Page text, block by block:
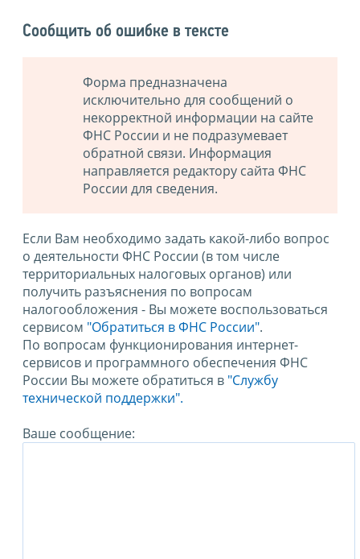
Сообщить об ошибке в тексте
Форма предназначена
исключительно для сообщений о
некорректной информации на сайте
ФНС России и не подразумевает
обратной связи. Информация
направляется редактору сайта ФНС
России для сведения.
Если Вам необходимо задать какой-либо вопрос
о деятельности ФНС России (в том числе
территориальных налоговых органов) или
получить разъяснения по вопросам
налогообложения - Вы можете воспользоваться
сервисом "Обратиться в ФНС России".
По вопросам функционирования интернет-
сервисов и программного обеспечения ФНС
России Вы можете обратиться в "Службу
технической поддержки".
Ваше сообщение: